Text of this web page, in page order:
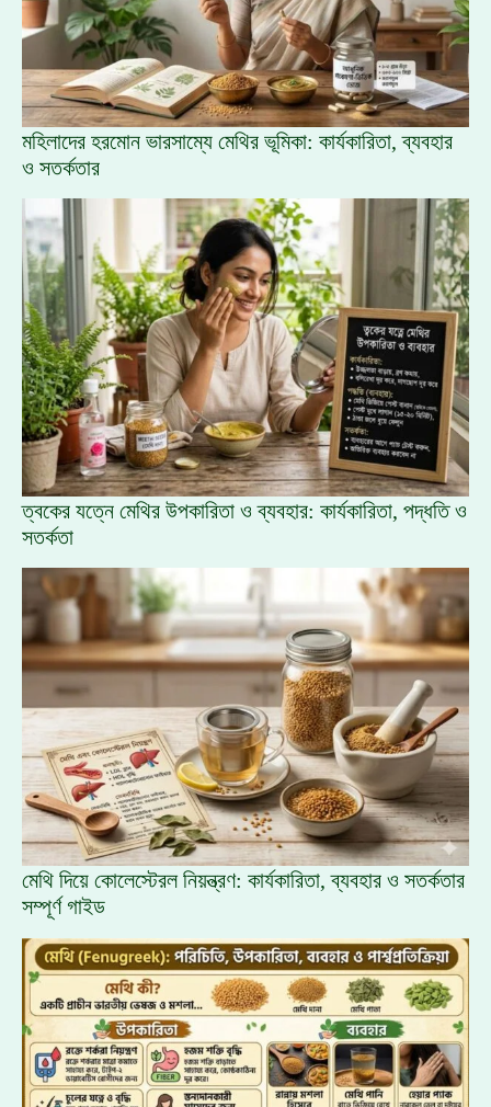
মহিলাদের হরমোন ভারসাম্যে মেথির ভূমিকা: কার্যকারিতা, ব্যবহার
ও সতর্কতার
ত্বকের যত্নে মেথির উপকারিতা ও ব্যবহার: কার্যকারিতা, পদ্ধতি ও
সতর্কতা
মেথি দিয়ে কোলেস্টেরল নিয়ন্ত্রণ: কার্যকারিতা, ব্যবহার ও সতর্কতার
সম্পূর্ণ গাইড